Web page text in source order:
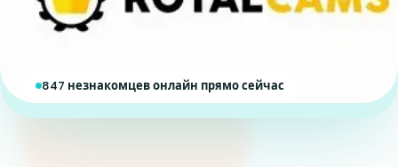
847 незнакомцев онлайн прямо сейчас